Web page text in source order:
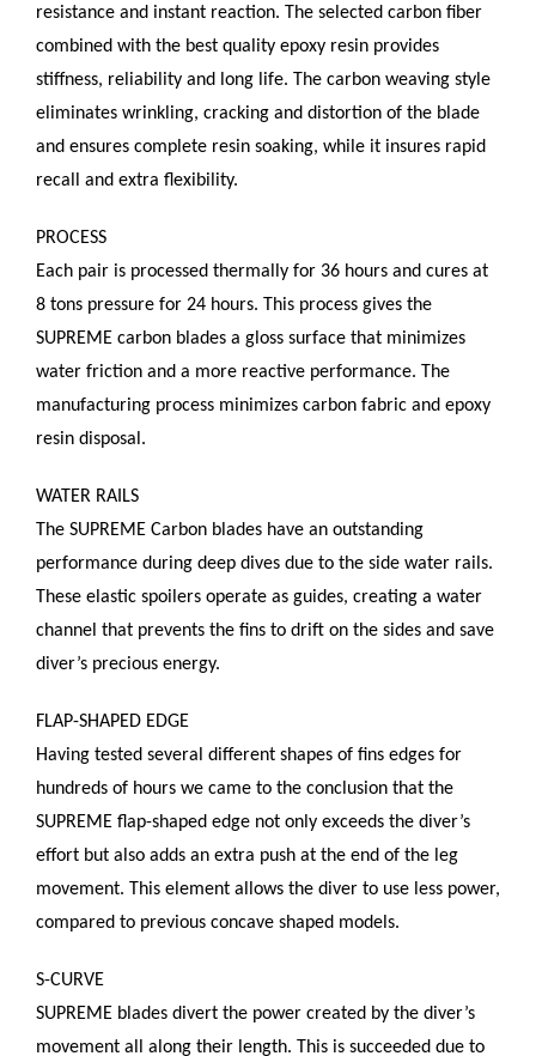
resistance and instant reaction. The selected carbon fiber
combined with the best quality epoxy resin provides
stiffness, reliability and long life. The carbon weaving style
eliminates wrinkling, cracking and distortion of the blade
and ensures complete resin soaking, while it insures rapid
recall and extra flexibility.
PROCESS
Each pair is processed thermally for 36 hours and cures at
8 tons pressure for 24 hours. This process gives the
SUPREME carbon blades a gloss surface that minimizes
water friction and a more reactive performance. The
manufacturing process minimizes carbon fabric and epoxy
resin disposal.
WATER RAILS
The SUPREME Carbon blades have an outstanding
performance during deep dives due to the side water rails.
These elastic spoilers operate as guides, creating a water
channel that prevents the fins to drift on the sides and save
diver’s precious energy.
FLAP-SHAPED EDGE
Having tested several different shapes of fins edges for
hundreds of hours we came to the conclusion that the
SUPREME flap-shaped edge not only exceeds the diver’s
effort but also adds an extra push at the end of the leg
movement. This element allows the diver to use less power,
compared to previous concave shaped models.
S-CURVE
SUPREME blades divert the power created by the diver’s
movement all along their length. This is succeeded due to